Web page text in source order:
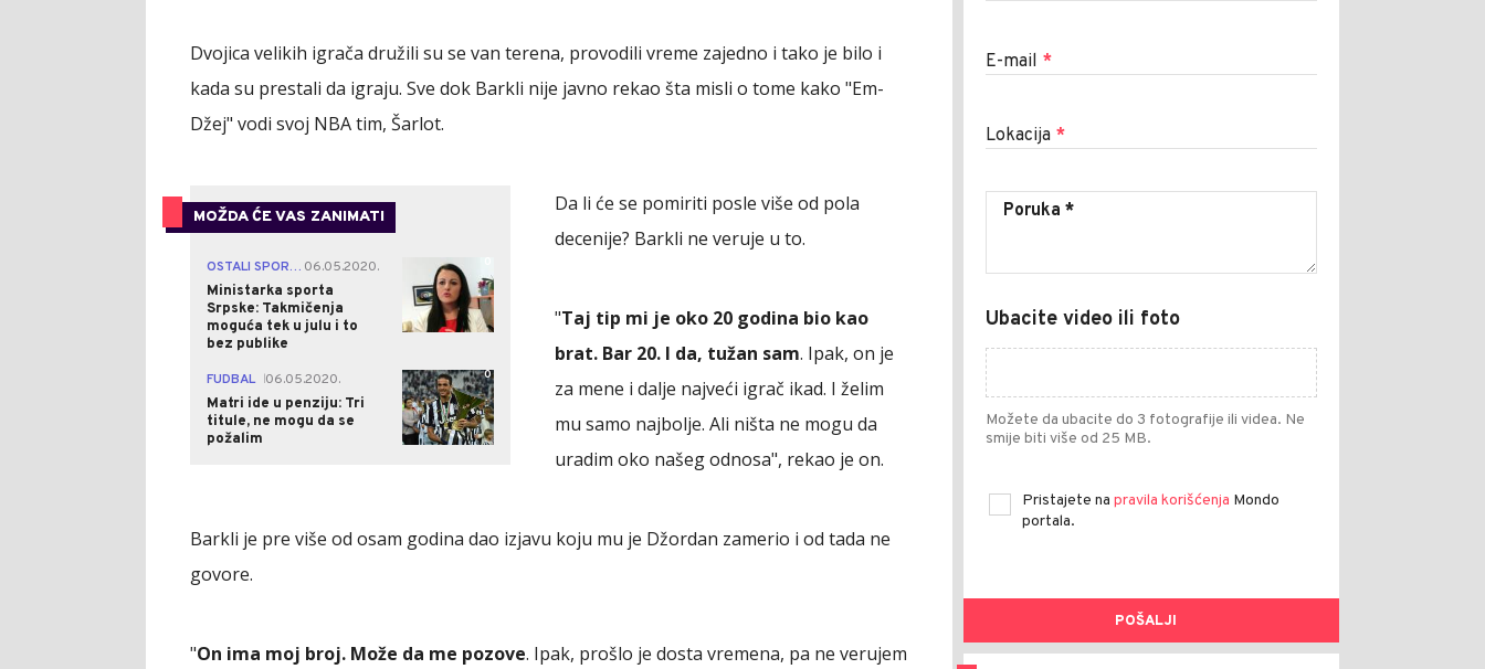
Dvojica velikih igrača družili su se van terena, provodili vreme zajedno i tako je bilo i
kada su prestali da igraju. Sve dok Barkli nije javno rekao šta misli o tome kako "Em-
Džej" vodi svoj NBA tim, Šarlot.
MOŽDA ĆE VAS ZANIMATI
OSTALI SPORTOVI 06.05.2020.
Ministarka sporta
Srpske: Takmičenja
moguća tek u julu i to
bez publike
FUDBAL 06.05.2020.
Matri ide u penziju: Tri
titule, ne mogu da se
požalim
0
Da li će se pomiriti posle više od pola
decenije? Barkli ne veruje u to.
"Taj tip mi je oko 20 godina bio kao
brat. Bar 20. I da, tužan sam. Ipak, on je
za mene i dalje najveći igrač ikad. I želim
mu samo najbolje. Ali ništa ne mogu da
uradim oko našeg odnosa", rekao je on.
Barkli je pre više od osam godina dao izjavu koju mu je Džordan zamerio i od tada ne
govore.
"On ima moj broj. Može da me pozove. Ipak, prošlo je dosta vremena, pa ne verujem
E-mail *
Lokacija *
Ubacite video ili foto
Možete da ubacite do 3 fotografije ili videa. Ne
smije biti više od 25 MB.
Pristajete na pravila korišćenja Mondo
portala.
POŠALJI